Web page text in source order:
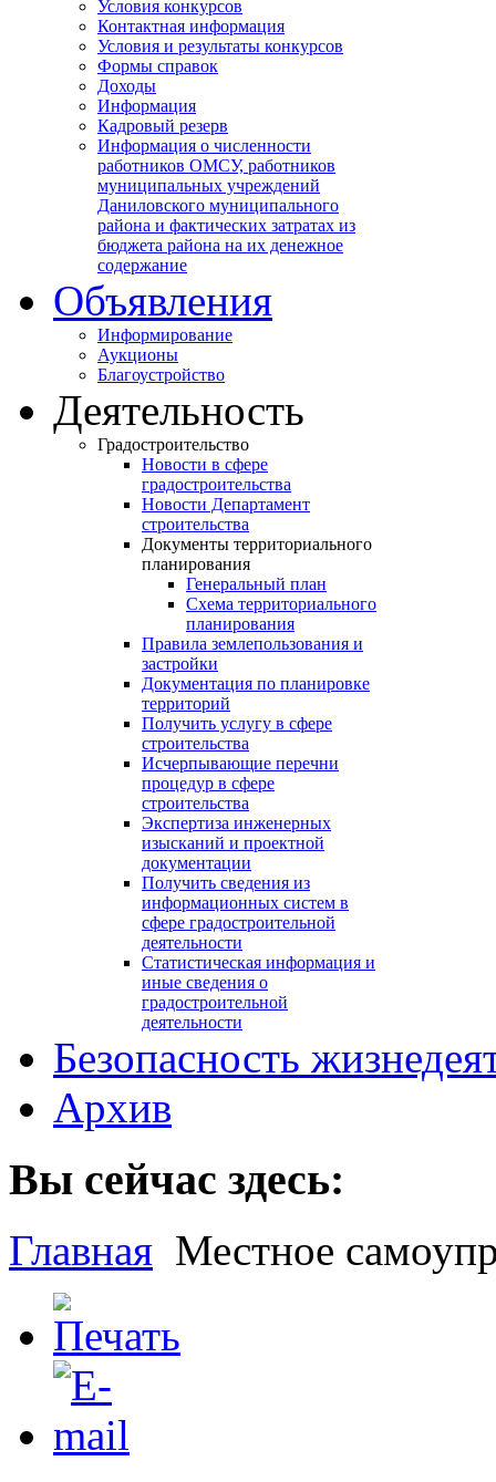
Условия конкурсов
Контактная информация
Условия и результаты конкурсов
Формы справок
Доходы
Информация
Кадровый резерв
Информация о численности
работников ОМСУ, работников
муниципальных учреждений
Даниловского муниципального
района и фактических затратах из
бюджета района на их денежное
содержание
Объявления
Информирование
Аукционы
Благоустройство
Деятельность
Градостроительство
Новости в сфере
градостроительства
Новости Департамент
строительства
Документы территориального
планирования
Генеральный план
Схема территориального
планирования
Правила землепользования и
застройки
Документация по планировке
территорий
Получить услугу в сфере
строительства
Исчерпывающие перечни
процедур в сфере
строительства
Экспертиза инженерных
изысканий и проектной
документации
Получить сведения из
информационных систем в
сфере градостроительной
деятельности
Статистическая информация и
иные сведения о
градостроительной
деятельности
Безопасность
Архив
Вы сейчас здесь:
Главная Местное